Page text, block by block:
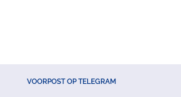
VOORPOST OP TELEGRAM